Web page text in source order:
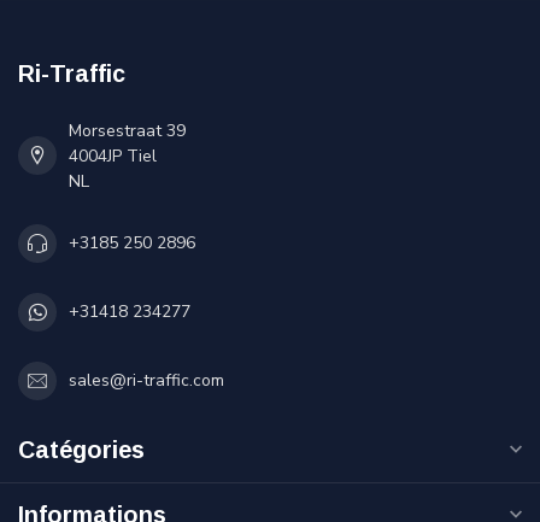
Ri-Traffic
Morsestraat 39
4004JP Tiel
NL
+3185 250 2896
+31418 234277
sales@ri-traffic.com
Catégories
Informations